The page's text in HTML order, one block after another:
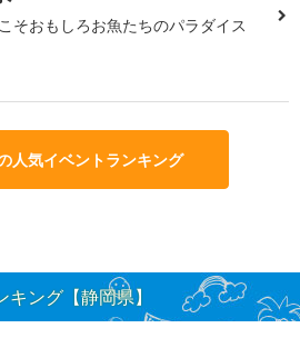
そおもしろお魚たちのパラダイス
人気イベントランキング
ング【静岡県】